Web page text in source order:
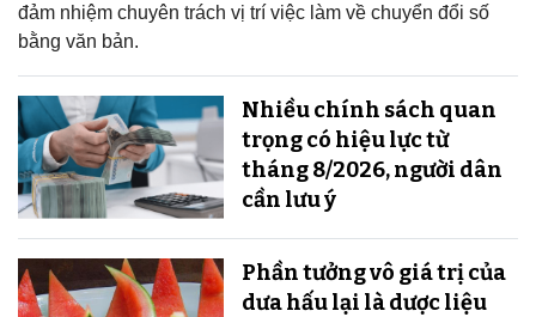
đảm nhiệm chuyên trách vị trí việc làm về chuyển đổi số
bằng văn bản.
Nhiều chính sách quan
trọng có hiệu lực từ
tháng 8/2026, người dân
cần lưu ý
Phần tưởng vô giá trị của
dưa hấu lại là dược liệu